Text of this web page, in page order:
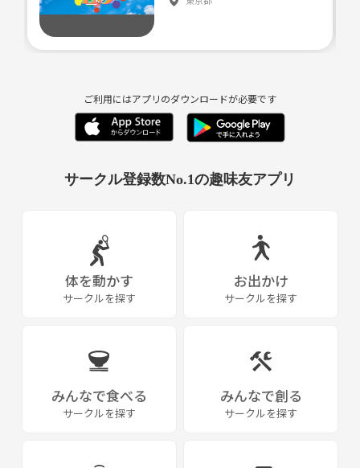
会費などはかかりません！
他のチームに所属していて練習だけ参加したい大歓迎です)^o^(
個別に練習を企画するのも自由です。
ライングループを作っており！200名ほどの参加者がいます。
《つなげーと上でのLINE IDの交換・聞き出す行為は禁止されています》
ご利用にはアプリのダウンロードが必要です
サークル登録数No.1の趣味友アプリ
体を動かす
サークルを探す
お出かけ
サークルを探す
みんなで食べる
サークルを探す
みんなで創る
サークルを探す